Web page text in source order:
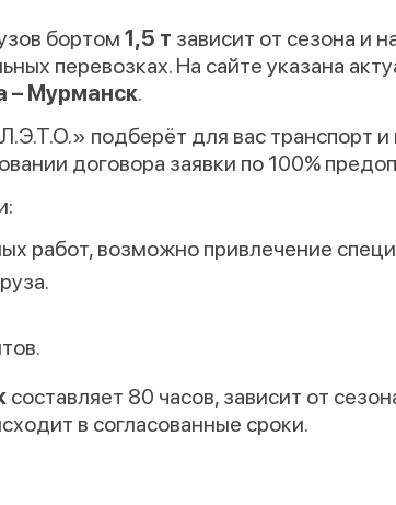
бортом 1,5 т зависит от сезона и
перевозках. На сайте указана
– Мурманск.
подберёт для вас транспорт
договора заявки по 100%
работ, возможно привлечение
составляет 80 часов, зависит от
в согласованные сроки.